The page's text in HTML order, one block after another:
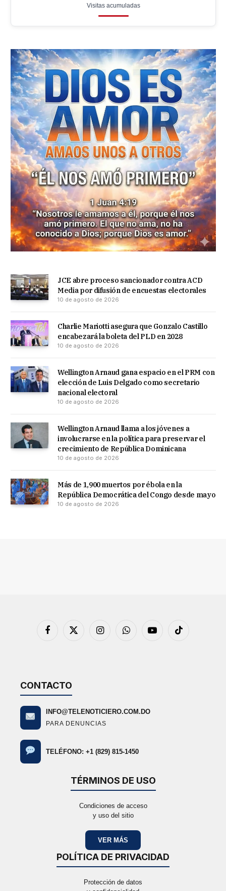
Visitas acumuladas
JCE abre proceso sancionador contra ACD
Media por difusión de encuestas electorales
10 de agosto de 2026
Charlie Mariotti asegura que Gonzalo Castillo
encabezará la boleta del PLD en 2028
10 de agosto de 2026
Wellington Arnaud gana espacio en el PRM con
elección de Luis Delgado como secretario
nacional electoral
10 de agosto de 2026
Wellington Arnaud llama a los jóvenes a
involucrarse en la política para preservar el
crecimiento de República Dominicana
10 de agosto de 2026
Más de 1,900 muertos por ébola en la
República Democrática del Congo desde mayo
10 de agosto de 2026
Facebook
X
InstagramWhatsAppYouTubeTikTok
CONTACTO
INFO@TELENOTICIERO.COM.DO
PARA DENUNCIAS
TELÉFONO: +1 (829) 815-1450
TÉRMINOS DE USO
Condiciones de acceso
y uso del sitio
VER MÁS
POLÍTICA DE PRIVACIDAD
Protección de datos